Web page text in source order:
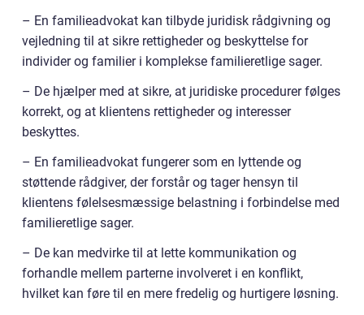
– En familieadvokat kan tilbyde juridisk rådgivning og
vejledning til at sikre rettigheder og beskyttelse for
individer og familier i komplekse familieretlige sager.
– De hjælper med at sikre, at juridiske procedurer følges
korrekt, og at klientens rettigheder og interesser
beskyttes.
– En familieadvokat fungerer som en lyttende og
støttende rådgiver, der forstår og tager hensyn til
klientens følelsesmæssige belastning i forbindelse med
familieretlige sager.
– De kan medvirke til at lette kommunikation og
forhandle mellem parterne involveret i en konflikt,
hvilket kan føre til en mere fredelig og hurtigere løsning.